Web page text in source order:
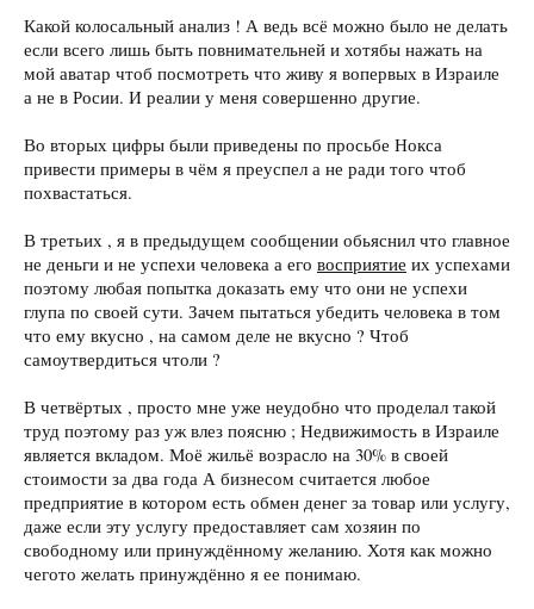
Какой колосальный анализ ! А ведь всё можно было не делать
если всего лишь быть повнимательней и хотябы нажать на
мой аватар чтоб посмотреть что живу я вопервых в Израиле
а не в Росии. И реалии у меня совершенно другие.
Во вторых цифры были приведены по просьбе Нокса
привести примеры в чём я преуспел а не ради того чтоб
похвастаться.
В третьих , я в предыдущем сообщении обьяснил что главное
не деньги и не успехи человека а его восприятие их успехами
поэтому любая попытка доказать ему что они не успехи
глупа по своей сути. Зачем пытаться убедить человека в том
что ему вкусно , на самом деле не вкусно ? Чтоб
самоутвердиться чтоли ?
В четвёртых , просто мне уже неудобно что проделал такой
труд поэтому раз уж влез поясню ; Недвижимость в Израиле
является вкладом. Моё жильё возрасло на 30% в своей
стоимости за два года А бизнесом считается любое
предприятие в котором есть обмен денег за товар или услугу,
даже если эту услугу предоставляет сам хозяин по
свободному или принуждённому желанию. Хотя как можно
чегото желать принуждённо я ее понимаю.